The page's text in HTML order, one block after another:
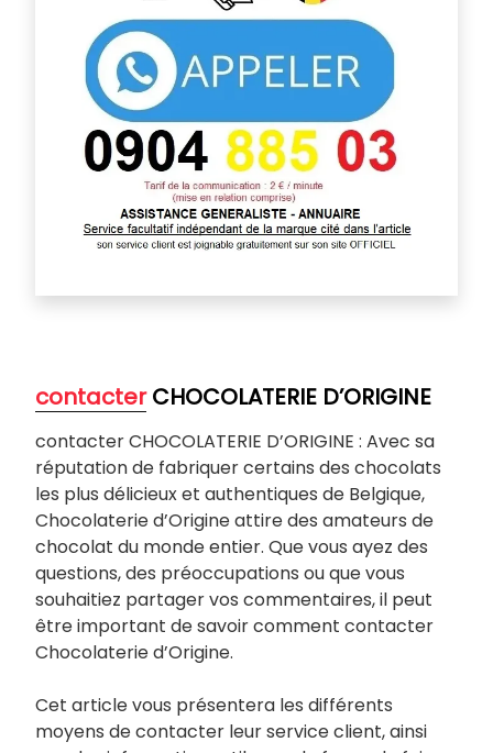
contacterCHOCOLATERIE D’ORIGINE
contacter CHOCOLATERIE D’ORIGINE : Avec sa
réputation de fabriquer certains des chocolats
les plus délicieux et authentiques de Belgique,
Chocolaterie d’Origine attire des amateurs de
chocolat du monde entier. Que vous ayez des
questions, des préoccupations ou que vous
souhaitiez partager vos commentaires, il peut
être important de savoir comment contacter
Chocolaterie d’Origine.
Cet article vous présentera les différents
moyens de contacter leur service client, ainsi